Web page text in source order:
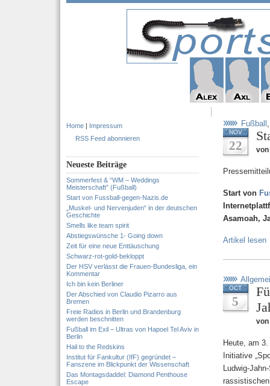
Home | Impressum
RSS Feed abonnieren
Neueste Beiträge
Sommerfest & “WM – Weddings
Meisterschaft” (Fußball)
Start von Fussball-gegen-Nazis.de
„Muskel- und Nervenjuden“ in der deutschen
Geschichte
Smells like team spirit
Abstiegswünsche 1- Going down
Zeit für eine neue Enttäuschung
Schwarz-rot-gold-bekloppt
Der HSV verlässt die Frauen-Bundesliga, ein
Kommentar
Ich bin kein Berliner
Der Abschied von Claudio Pizarro aus
Bremen
Freie Radios in Berlin und Brandenburg
werden beschnitten
Fußball im Exil – Ultras von Hapoel Tel Aviv in
Berlin
Hail to the Redskins
Institut für Fankultur (IfF) gegründet –
Fanszene im Blickpunkt der Wissenschaft
Das Montagsdaddel: Diamond Penthouse
Escape
Fußball
NOV
22
Start von
Asamoah,
Artikel lesen
OCT
5
Heute, am
Initiative
Ludwig-